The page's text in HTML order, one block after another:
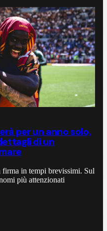
per un anno solo,
di un
in tempi brevissimi. Sul
più attenzionati